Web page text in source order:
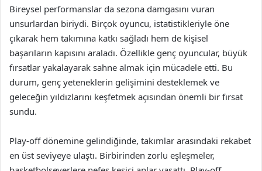
Bireysel performanslar da sezona damgasını vuran
unsurlardan biriydi. Birçok oyuncu, istatistikleriyle öne
çıkarak hem takımına katkı sağladı hem de kişisel
başarıların kapısını araladı. Özellikle genç oyuncular, büyük
fırsatlar yakalayarak sahne almak için mücadele etti. Bu
durum, genç yeteneklerin gelişimini desteklemek ve
geleceğin yıldızlarını keşfetmek açısından önemli bir fırsat
sundu.
Play-off dönemine gelindiğinde, takımlar arasındaki rekabet
en üst seviyeye ulaştı. Birbirinden zorlu eşleşmeler,